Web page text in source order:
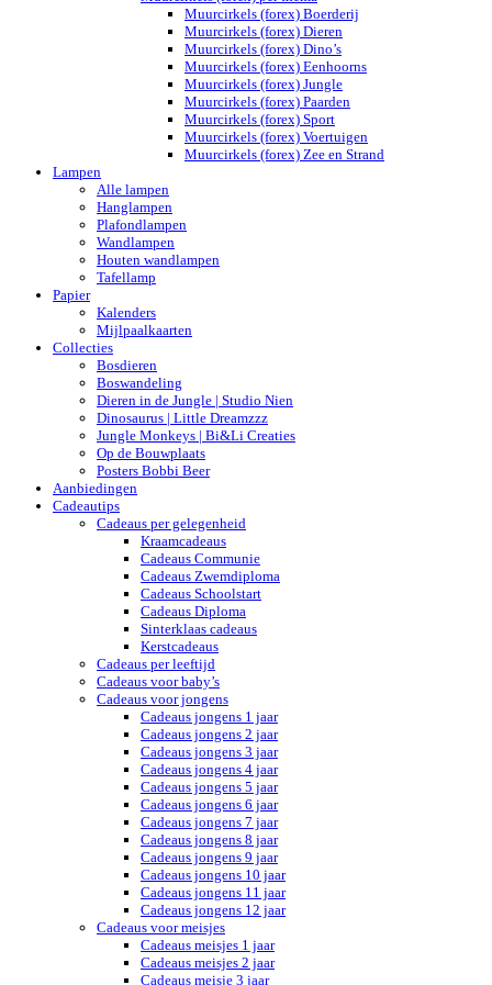
Muurcirkels (forex) Boerderij
Muurcirkels (forex) Dieren
Muurcirkels (forex) Dino’s
Muurcirkels (forex) Eenhoorns
Muurcirkels (forex) Jungle
Muurcirkels (forex) Paarden
Muurcirkels (forex) Sport
Muurcirkels (forex) Voertuigen
Muurcirkels (forex) Zee en Strand
Lampen
Alle lampen
Hanglampen
Plafondlampen
Wandlampen
Houten wandlampen
Tafellamp
Papier
Kalenders
Mijlpaalkaarten
Collecties
Bosdieren
Boswandeling
Dieren in de Jungle | Studio Nien
Dinosaurus | Little Dreamzzz
Jungle Monkeys | Bi&Li Creaties
Op de Bouwplaats
Posters Bobbi Beer
Aanbiedingen
Cadeautips
Cadeaus per gelegenheid
Kraamcadeaus
Cadeaus Communie
Cadeaus Zwemdiploma
Cadeaus Schoolstart
Cadeaus Diploma
Sinterklaas cadeaus
Kerstcadeaus
Cadeaus per leeftijd
Cadeaus voor baby’s
Cadeaus voor jongens
Cadeaus jongens 1 jaar
Cadeaus jongens 2 jaar
Cadeaus jongens 3 jaar
Cadeaus jongens 4 jaar
Cadeaus jongens 5 jaar
Cadeaus jongens 6 jaar
Cadeaus jongens 7 jaar
Cadeaus jongens 8 jaar
Cadeaus jongens 9 jaar
Cadeaus jongens 10 jaar
Cadeaus jongens 11 jaar
Cadeaus jongens 12 jaar
Cadeaus voor meisjes
Cadeaus meisjes 1 jaar
Cadeaus meisjes 2 jaar
Cadeaus meisje 3 jaar